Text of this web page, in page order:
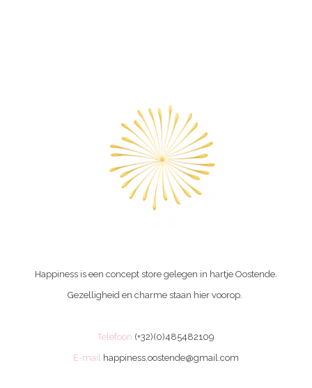
Happiness is een concept store gelegen in hartje Oostende.
Gezelligheid en charme staan hier voorop.
Telefoon (+32)(0)485482109
E-mail happiness.oostende@gmail.com